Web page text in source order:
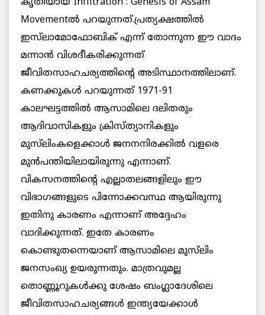
Movementല്‍ പറയുന്നത്.പ്രത്യക്ഷത്തില്‍
ഇസ്‌ലാമോഫോബിക് എന്ന് തോന്നുന്ന ഈ വാദം
മന്നാന്‍ വിശദീകരിക്കുന്നത്
ജീവിതസാഹചര്യത്തിന്റെ അടിസ്ഥാനത്തിലാണ്.
കണക്കുകള്‍ പറയുന്നത് 1971-91
കാലഘട്ടത്തില്‍ ആസാമിലെ ദലിതരും
ആദിവാസികളും ക്രിസ്ത്യാനികളും
മുസ്‌ലിംകളെക്കാള്‍ ജനനനിരക്കില്‍ വളരെ
മുന്‍പന്തിയിലായിരുന്നു എന്നാണ്.
വികസനത്തിന്റെ എല്ലാതലങ്ങളിലും ഈ
വിഭാഗങ്ങളുടെ പിന്നോക്കവസ്ഥ ആയിരുന്നു
ഇതിനു കാരണം എന്നാണ് അദ്ദേഹം
വാദിക്കുന്നത്. ഇതേ കാരണം
കൊണ്ടുതന്നെയാണ് ആസാമിലെ മുസ്‌ലിം
ജനസംഖ്യ ഉയരുന്നതും. മാത്രവുമല്ല
തൊണ്ണൂറുകള്‍ക്കു ശേഷം ബംഗ്ലാദേശിലെ
ജീവിതസാഹചര്യങ്ങള്‍ ഇന്ത്യയേക്കാള്‍